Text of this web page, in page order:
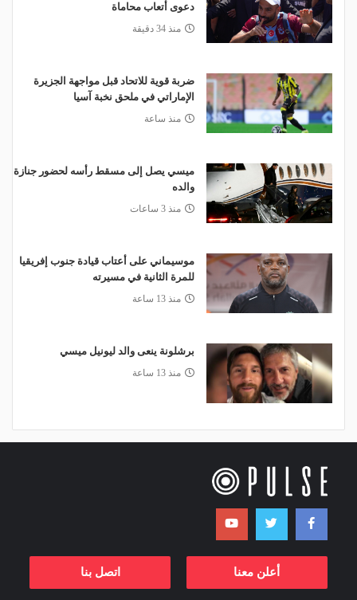
دعوى أتعاب محاماة
منذ 34 دقيقة
ضربة قوية للاتحاد قبل مواجهة الجزيرة
الإماراتي في ملحق نخبة آسيا
منذ ساعة
ميسي يصل إلى مسقط رأسه لحضور جنازة
والده
منذ 3 ساعات
موسيماني على أعتاب قيادة جنوب إفريقيا
للمرة الثانية في مسيرته
منذ 13 ساعة
برشلونة ينعى والد ليونيل ميسي
منذ 13 ساعة
أعلن معنا اتصل بنا